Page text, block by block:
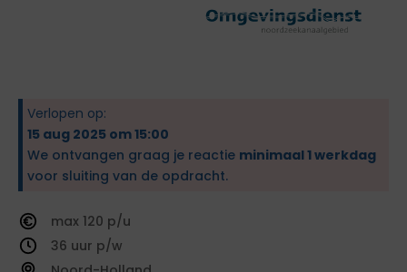
Verlopen op:
15 aug 2025 om 15:00
We ontvangen graag je reactie minimaal 1 werkdag
voor sluiting van de opdracht.
120
36